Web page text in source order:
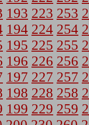
193 223 253
194 224 254
195 225 255
196 226 256
197 227 257
198 228 258
199 229 259